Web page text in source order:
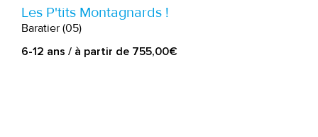
Les P'tits Montagnards !
Baratier (05)
6-12 ans / à partir de 755,00€